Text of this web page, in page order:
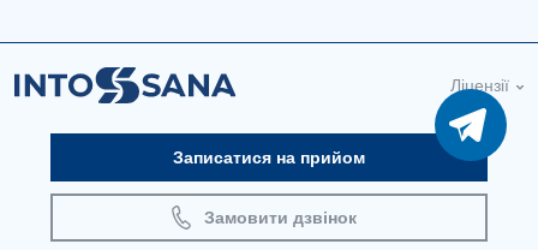
Офтальмологічне відділення
Педіатричне відділення
Проктологія
Пульмонологія
Ліцензії
Записатися на прийом
Замовити дзвінок